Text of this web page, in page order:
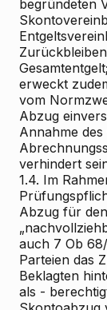
begründeten
erweckt
vom
Abzug
Annahme
verhindert
1.4. Im
Abzug für
auch 7 Ob
Parteien das
Beklagten
als -